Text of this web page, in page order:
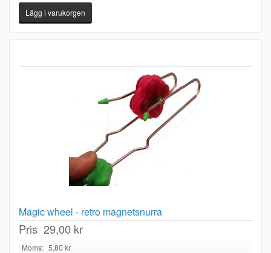
Magic wheel - retro magnetsnurra
Pris 29,00 kr
Moms: 5,80 kr